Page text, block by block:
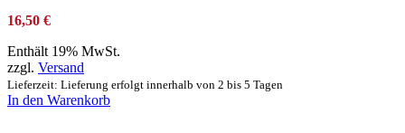
16,50 €
Enthält 19% MwSt.
zzgl. Versand
Lieferzeit: Lieferung erfolgt innerhalb von 2 bis 5 Tagen
In den Warenkorb